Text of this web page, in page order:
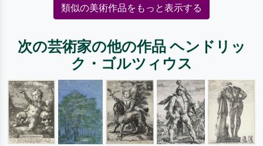
類似の美術作品をもっと表示する
次の芸術家の他の作品 ヘンドリッ
ク・ゴルツィウス